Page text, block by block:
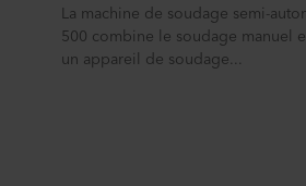
La machine de soudage semi-
500 combine le soudage manuel
un appareil de soudage...